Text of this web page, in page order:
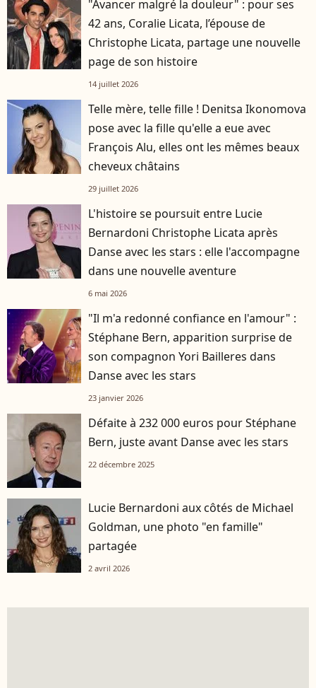
"Avancer malgré la douleur" : pour ses
42 ans, Coralie Licata, l’épouse de
Christophe Licata, partage une nouvelle
page de son histoire
14 juillet 2026
Telle mère, telle fille ! Denitsa Ikonomova
pose avec la fille qu'elle a eue avec
François Alu, elles ont les mêmes beaux
cheveux châtains
29 juillet 2026
L'histoire se poursuit entre Lucie
Bernardoni Christophe Licata après
Danse avec les stars : elle l'accompagne
dans une nouvelle aventure
6 mai 2026
"Il m'a redonné confiance en l'amour" :
Stéphane Bern, apparition surprise de
son compagnon Yori Bailleres dans
Danse avec les stars
23 janvier 2026
Défaite à 232 000 euros pour Stéphane
Bern, juste avant Danse avec les stars
22 décembre 2025
Lucie Bernardoni aux côtés de Michael
Goldman, une photo "en famille"
partagée
2 avril 2026